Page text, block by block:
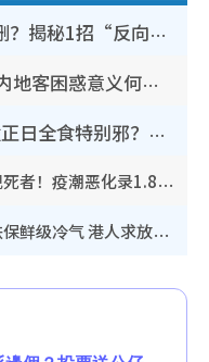
WhatsApp预设贴图怎么删？揭秘1招“反向操作”还原简洁界面 附3步实测教程
香港山边铁闸边门大开？内地客困惑意义何在！网友神回复：这种叫法理性防御
鬼门开2026｜农历七月撞正日全食特别邪？专家警告切忌做一事！揭4大禁忌+2招保平安
夺命寄生虫｜食生菜狂泻首现死者！疫潮恶化录1.8万宗病例 揭洗菜3大谬误
内地客夸港人不识老！揭港铁保鲜级冷气 港人求放过：别投诉